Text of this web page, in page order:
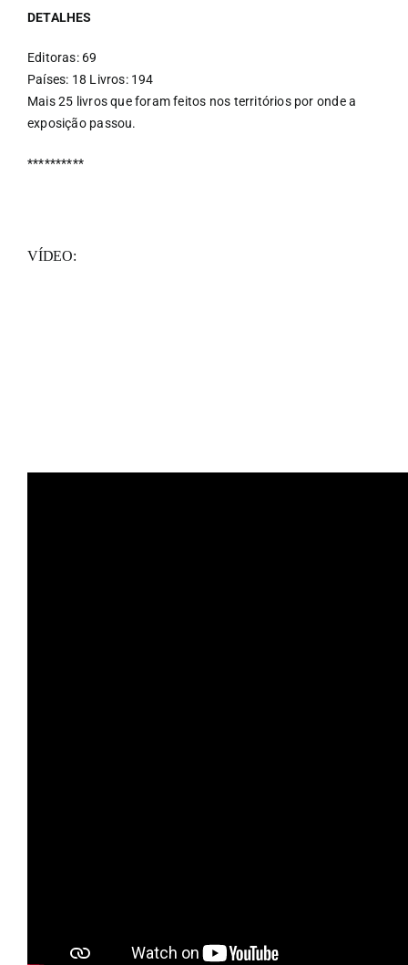
DETALHES
Editoras: 69
Países: 18 Livros: 194
Mais 25 livros que foram feitos nos territórios por onde a
exposição passou.
**********
VÍDEO: